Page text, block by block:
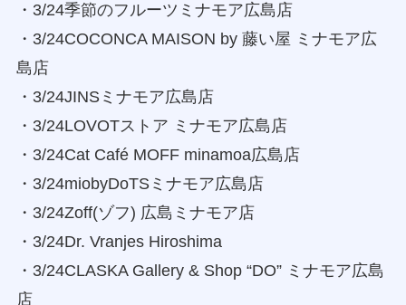
・3/24季節のフルーツミナモア広島店
・3/24COCONCA MAISON by 藤い屋 ミナモア広
島店
・3/24JINSミナモア広島店
・3/24LOVOTストア ミナモア広島店
・3/24Cat Café MOFF minamoa広島店
・3/24miobyDoTSミナモア広島店
・3/24Zoff(ゾフ) 広島ミナモア店
・3/24Dr. Vranjes Hiroshima
・3/24CLASKA Gallery & Shop “DO” ミナモア広島
店